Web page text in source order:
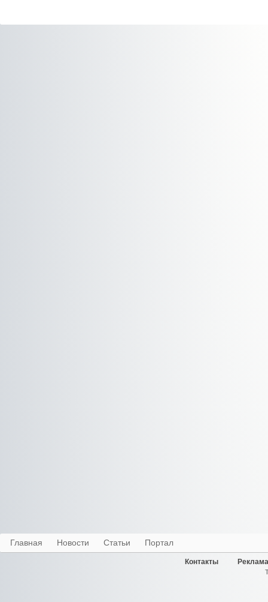
Главная Новости Статьи Портал
Контакты